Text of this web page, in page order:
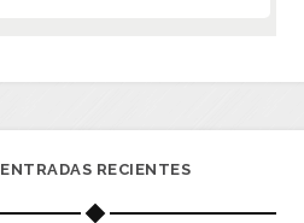
ENTRADAS RECIENTES